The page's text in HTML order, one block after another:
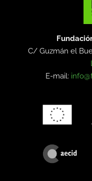
C/ Guzmán el
E-mail: